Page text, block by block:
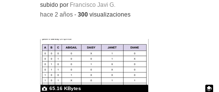
Contenido educativo.
subido por Francisco Javi G.
-hace 2 años -300 visualizaciones
65.16 KBytes